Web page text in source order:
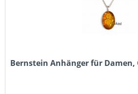
Bernstein Anhänger für Damen,